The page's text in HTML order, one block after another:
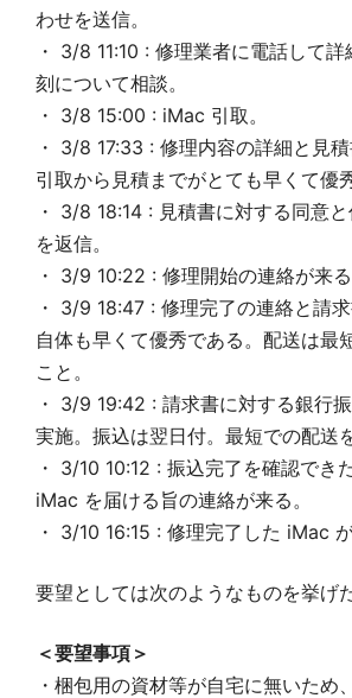
わせを送信。
・ 3/8 11:10 : 修理業者に電話して
刻について相談。
・ 3/8 15:00 : iMac 引取。
・ 3/8 17:33 : 修理内容の詳細と見
引取から見積までがとても早くて優
・ 3/8 18:14 : 見積書に対する同意
を返信。
・ 3/9 10:22 : 修理開始の連絡が来る
・ 3/9 18:47 : 修理完了の連絡と請
自体も早くて優秀である。配送は最
こと。
・ 3/9 19:42 : 請求書に対する銀行
実施。振込は翌日付。最短での配送
・ 3/10 10:12 : 振込完了を確認でき
iMac を届ける旨の連絡が来る。
・ 3/10 16:15 : 修理完了した iMac
要望としては次のようなものを挙げた
＜要望事項＞
・梱包用の資材等が自宅に無いため